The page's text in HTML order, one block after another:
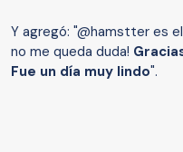
Y agregó: "@hamstter es
no me queda duda!
Fue un día muy lindo".